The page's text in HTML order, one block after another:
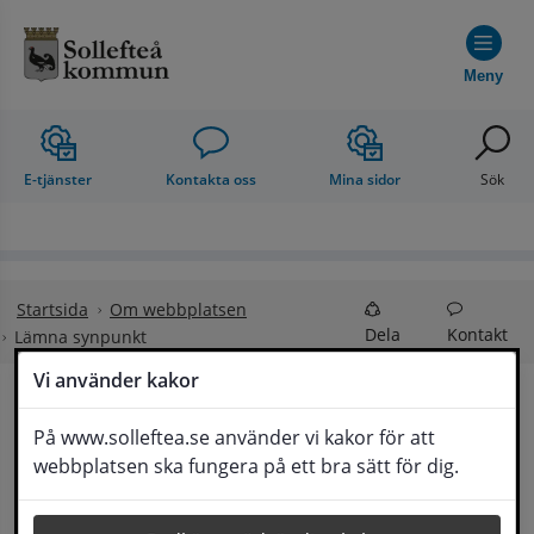
Vi använder kakor
På www.solleftea.se använder vi kakor för att
webbplatsen ska fungera på ett bra sätt för dig.
Meny
E-tjänster Kontakta oss Mina sidor Sök
Startsida
Om webbplatsen
Lämna synpunkt
Dela Kontakt
Lämna synpunkt
Här kan du lämna synpunkter, förslag och